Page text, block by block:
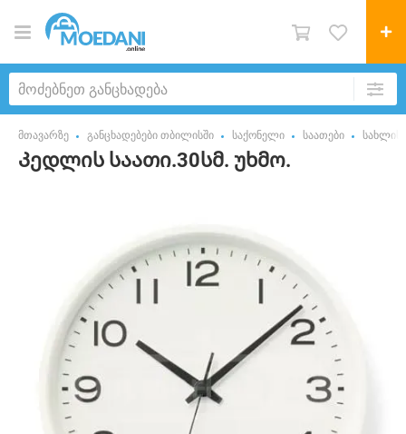
მთავარზე განცხადებები თბილისში საქონელი საათები სახლის
Კედლის საათი.30სმ. უხმო.